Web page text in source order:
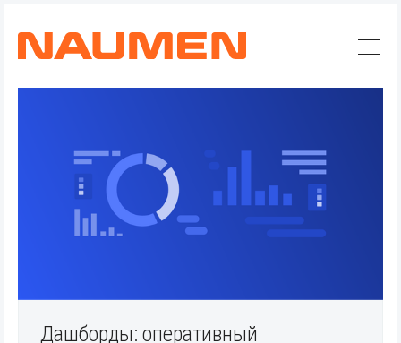
Дашборды: оперативный